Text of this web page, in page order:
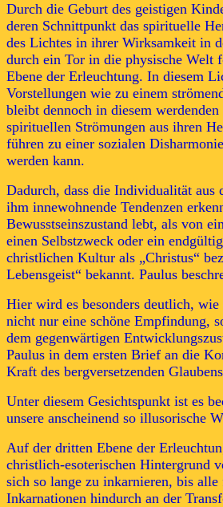
Durch die Geburt des geistigen
deren Schnittpunkt das spirituelle
des Lichtes in ihrer Wirksamkeit in
durch ein Tor in die physische Welt
Ebene der Erleuchtung. In diesem
Vorstellungen wie zu einem
bleibt dennoch in diesem
spirituellen Strömungen aus ihren
führen zu einer sozialen
werden kann.
Dadurch, dass die Individualität aus
ihm innewohnende Tendenzen
Bewusstseinszustand lebt, als von
einen Selbstzweck oder ein
christlichen Kultur als „Christus“
Lebensgeist“ bekannt. Paulus
Hier wird es besonders deutlich,
nicht nur eine schöne Empfindung,
dem gegenwärtigen
Paulus in dem ersten Brief an die
Kraft des bergversetzenden
Unter diesem Gesichtspunkt ist es
unsere anscheinend so illusorische
Auf der dritten Ebene der
christlich-esoterischen Hintergrund
sich so lange zu inkarnieren, bis
Inkarnationen hindurch an der